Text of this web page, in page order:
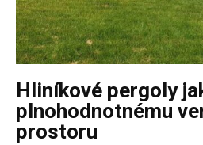
Hliníkové pergoly
plnohodnotnému
prostoru